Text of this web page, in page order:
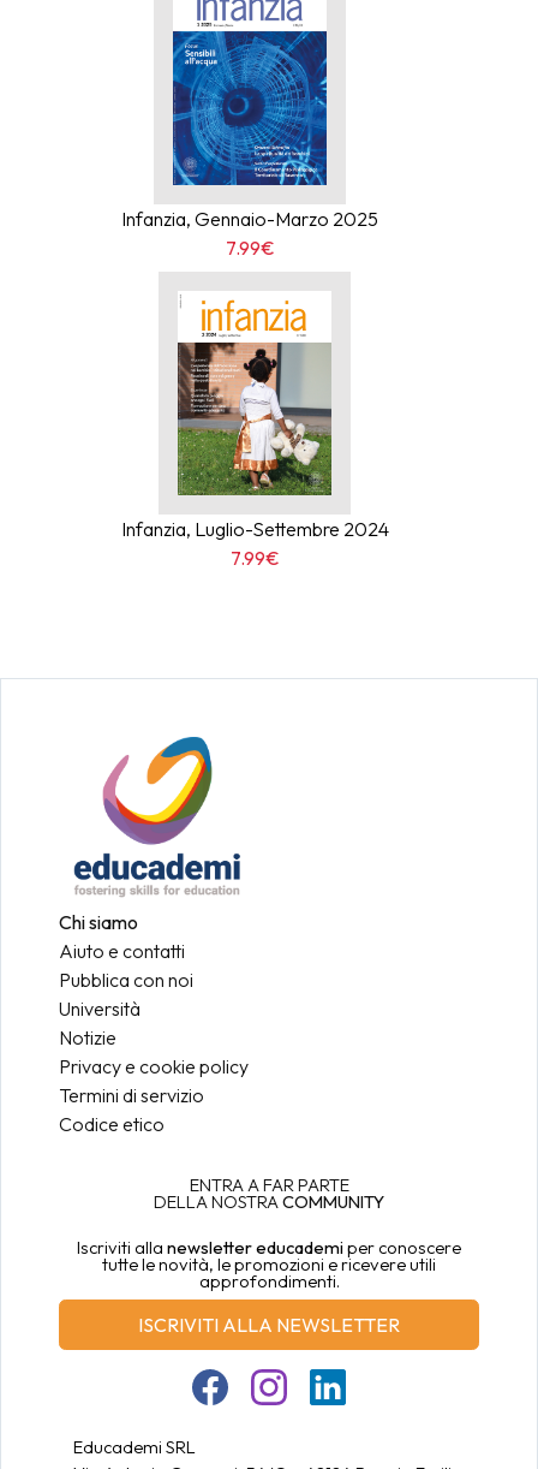
Infanzia, Gennaio-Marzo 2025
7.99€
Infanzia, Luglio-Settembre 2024
7.99€
Chi siamo
Aiuto e contatti
Pubblica con noi
Università
Notizie
Privacy e cookie policy
Termini di servizio
Codice etico
ENTRA A FAR PARTE
DELLA NOSTRACOMMUNITY
Iscriviti alla newsletter educademiper conoscere
tutte le novità, le promozioni e ricevere utili
approfondimenti.
ISCRIVITI ALLA NEWSLETTER
Educademi SRL